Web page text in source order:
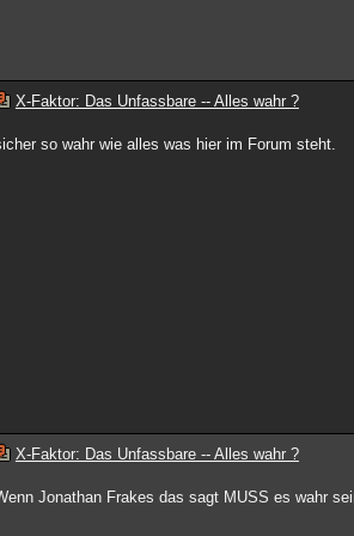
X-Faktor: Das Unfassbare -- Alles wahr ?
so wahr wie alles was hier im Forum steht.
X-Faktor: Das Unfassbare -- Alles wahr ?
Jonathan Frakes das sagt MUSS es wahr